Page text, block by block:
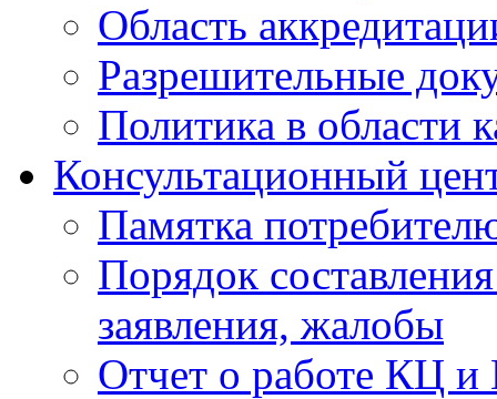
Область
Разрешительные
Политика в области
Консультационный
Памятка
Порядок
заявления, жалобы
Отчет о работе КЦ